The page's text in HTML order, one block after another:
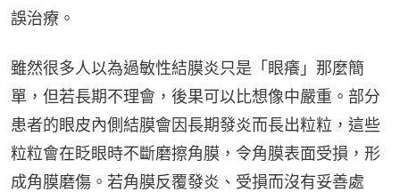
誤治療。
雖然很多人以為過敏性結膜炎只是「眼癢」那麼簡
單，但若長期不理會，後果可以比想像中嚴重。部分
患者的眼皮內側結膜會因長期發炎而長出粒粒，這些
粒粒會在眨眼時不斷磨擦角膜，令角膜表面受損，形
成角膜磨傷。若角膜反覆發炎、受損而沒有妥善處